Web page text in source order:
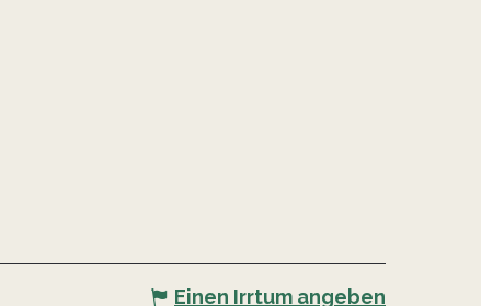
Einen Irrtum angeben